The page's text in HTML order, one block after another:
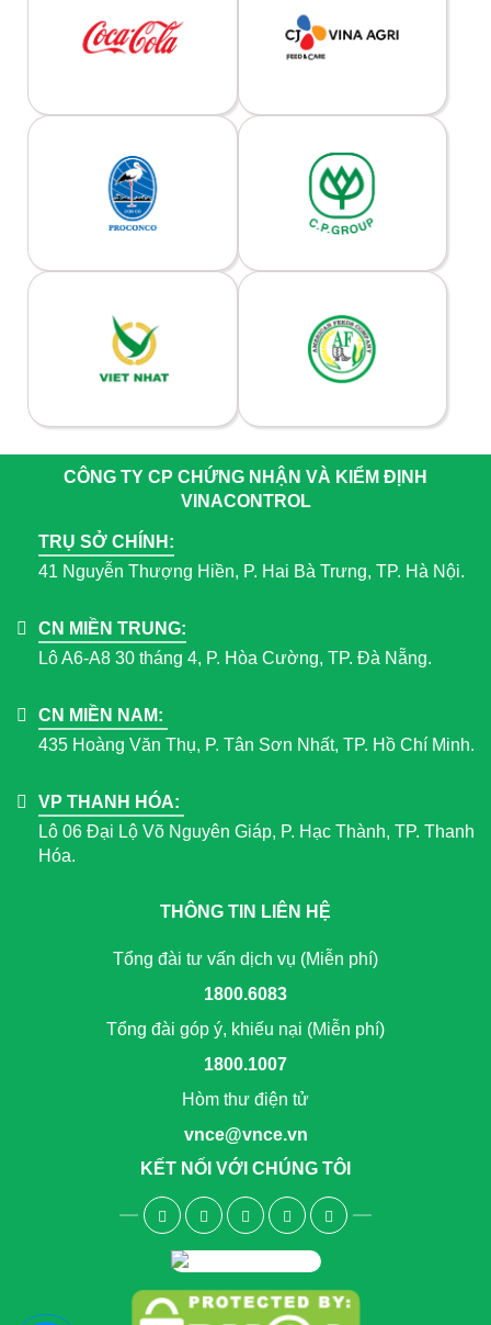
CÔNG TY CP CHỨNG NHẬN VÀ KIỂM ĐỊNH
VINACONTROL
TRỤ SỞ CHÍNH:
41 Nguyễn Thượng Hiền, P. Hai Bà Trưng, TP. Hà Nội.
CN MIỀN TRUNG:
Lô A6-A8 30 tháng 4, P. Hòa Cường, TP. Đà Nẵng.
CN MIỀN NAM:
435 Hoàng Văn Thụ, P. Tân Sơn Nhất, TP. Hồ Chí Minh.
VP THANH HÓA:
Lô 06 Đại Lộ Võ Nguyên Giáp, P. Hạc Thành, TP. Thanh
Hóa.
THÔNG TIN LIÊN HỆ
Tổng đài tư vấn dịch vụ (Miễn phí)
1800.6083
Tổng đài góp ý, khiếu nại (Miễn phí)
1800.1007
Hòm thư điện tử
vnce@vnce.vn
KẾT NỐI VỚI CHÚNG TÔI